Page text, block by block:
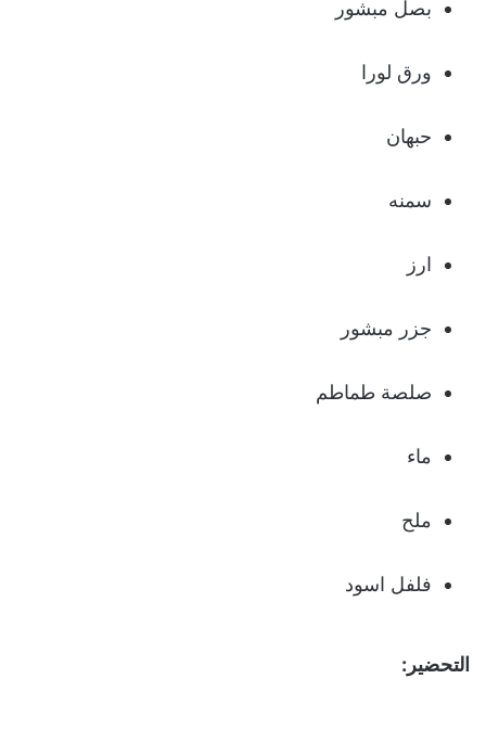
بصل مبشور
ورق لورا
حبهان
سمنه
ارز
جزر مبشور
صلصة طماطم
ماء
ملح
فلفل اسود
التحضير: